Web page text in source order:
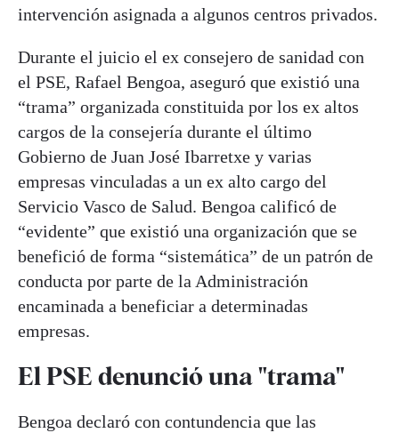
intervención asignada a algunos centros privados.
Durante el juicio el ex consejero de sanidad con
el PSE, Rafael Bengoa, aseguró que existió una
“trama” organizada constituida por los ex altos
cargos de la consejería durante el último
Gobierno de Juan José Ibarretxe y varias
empresas vinculadas a un ex alto cargo del
Servicio Vasco de Salud. Bengoa calificó de
“evidente” que existió una organización que se
benefició de forma “sistemática” de un patrón de
conducta por parte de la Administración
encaminada a beneficiar a determinadas
empresas.
El PSE denunció una "trama"
Bengoa declaró con contundencia que las